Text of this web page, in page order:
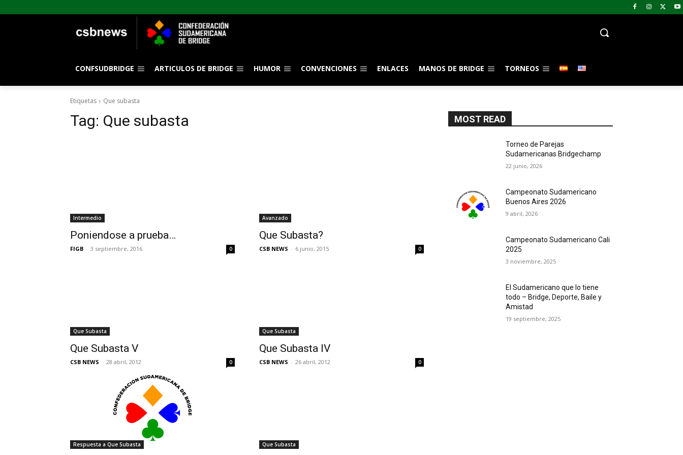
CONFSUDBRIDGE ARTICULOS DE BRIDGE HUMOR CONVENCIONES ENLACES MANOS DE BRIDGE TORNEOS
Etiquetas Que subasta
Tag: Que subasta
Intermedio
Poniendose a prueba…
FIGB - 3 septiembre, 2016 0
Avanzado
Que Subasta?
CSB NEWS - 6 junio, 2015 0
Que Subasta
Que Subasta V
CSB NEWS - 28 abril, 2012 0
Que Subasta
Que Subasta IV
CSB NEWS - 26 abril, 2012 0
Respuesta a Que Subasta Que Subasta
MOST READ
Torneo de Parejas
Sudamericanas Bridgechamp
22 junio, 2026
Campeonato Sudamericano
Buenos Aires 2026
9 abril, 2026
Campeonato Sudamericano Cali
2025
3 noviembre, 2025
El Sudamericano que lo tiene
todo – Bridge, Deporte, Baile y
Amistad
19 septiembre, 2025